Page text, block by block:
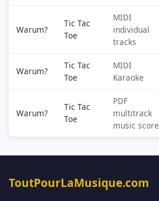
Warum?
Tic Tac
Toe
MIDI
individual
tracks
Warum?
Tic Tac
Toe
MIDI
Karaoke
Warum?
Tic Tac
Toe
PDF
multitrack
music score
ToutPourLaMusique.com